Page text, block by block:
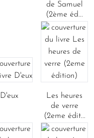
de Samuel
(2ème éd...
D'eux
Les heures
de verre
(2eme édit...